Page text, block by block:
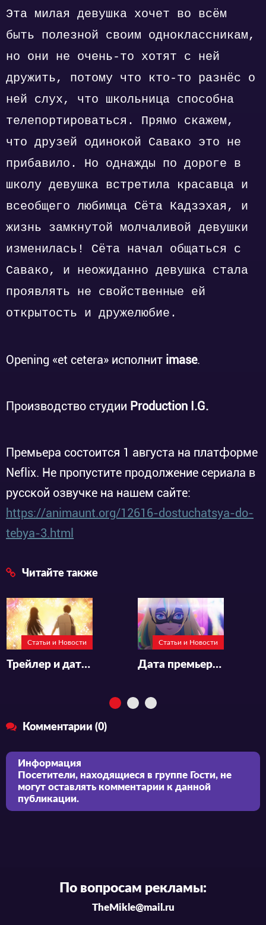
Эта милая девушка хочет во всём
быть полезной своим одноклассникам,
но они не очень-то хотят с ней
дружить, потому что кто-то разнёс о
ней слух, что школьница способна
телепортироваться. Прямо скажем,
что друзей одинокой Савако это не
прибавило. Но однажды по дороге в
школу девушка встретила красавца и
всеобщего любимца Сёта Кадзэхая, и
жизнь замкнутой молчаливой девушки
изменилась! Сёта начал общаться с
Савако, и неожиданно девушка стала
проявлять не свойственные ей
открытость и дружелюбие.
Opening «et cetera» исполнит imase.
Производство студии Production I.G.
Премьера состоится 1 августа на платформе
Neflix. Не пропустите продолжение сериала в
русской озвучке на нашем сайте:
https://animaunt.org/12616-dostuchatsya-do-
tebya-3.html
Читайте также
Статьи и Новости
Трейлер и дата показа «Kimi ni Todoke 3rd Season»
Статьи и Новости
Дата премьеры и новый трейлер оригинального аниме «Yoru no Kurage wa Oyogenai»
Комментарии (0)
Информация
Посетители, находящиеся в группе Гости, не
могут оставлять комментарии к данной
публикации.
По вопросам рекламы:
TheMikle@mail.ru